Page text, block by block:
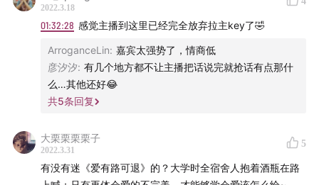
2022.3.18
01:32:28 感觉主播到这里已经完全放弃拉主key了🤣
ArroganceLin: 嘉宾太强势了，情商低
彦汐汐: 有几个地方都不让主播把话说完就抢话有点那什
么…其他还好😂
共5条回复
大栗栗栗栗子
2022.3.31
5
有没有迷《爱有路可退》的？大学时全宿舍人抱着酒瓶在路